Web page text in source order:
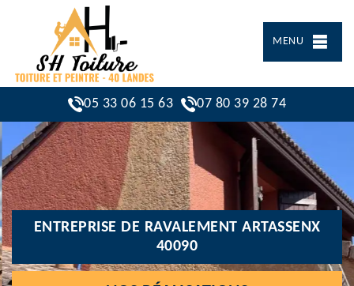
MENU
05 33 06 15 63 07 80 39 28 74
ENTREPRISE DE RAVALEMENT ARTASSENX
40090